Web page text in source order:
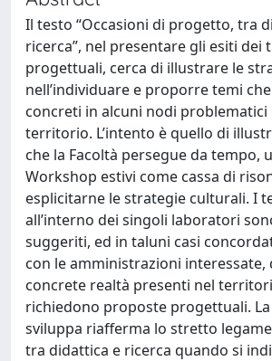
Il testo “Occasioni di progetto, tra
ricerca”, nel presentare gli esiti
progettuali, cerca di illustrare le
nell’individuare e proporre temi
concreti in alcuni nodi problematici
territorio. L’intento è quello di
che la Facoltà persegue da tempo,
Workshop estivi come cassa di
esplicitarne le strategie culturali. I
all’interno dei singoli laboratori
suggeriti, ed in taluni casi
con le amministrazioni interessate,
concrete realtà presenti nel
richiedono proposte progettuali. La
sviluppa riafferma lo stretto
tra didattica e ricerca quando si